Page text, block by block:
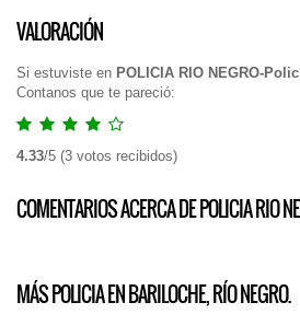
VALORACIÓN
Si estuviste en POLICIA RIO NEGRO-
Contanos que te pareció:
4.33/5 (3 votos recibidos)
COMENTARIOS ACERCA DE POLICIA RIO
MÁS POLICIA EN BARILOCHE, RÍO NEGRO.